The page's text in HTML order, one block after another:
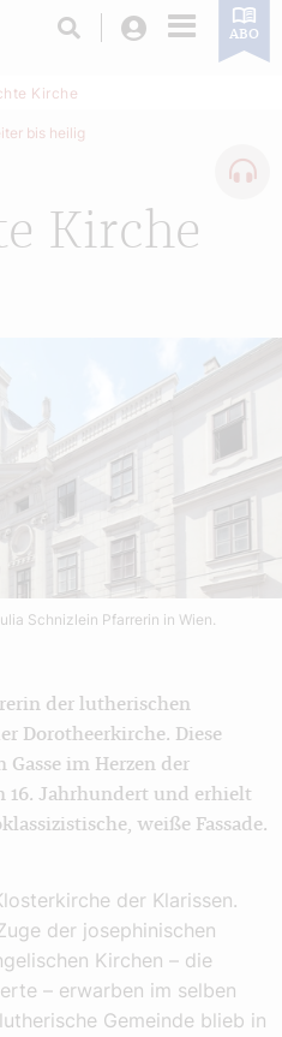
Login ABO
Kirche
Kirche
bis heilig
Schnizlein Pfarrerin in Wien.
der lutherischen
Dorotheerkirche. Diese
im Herzen der
16. Jahrhundert und erhielt
weiße Fassade.
der Klarissen.
der josephinischen
Kirchen – die
– erwarben im selben
Gemeinde blieb in